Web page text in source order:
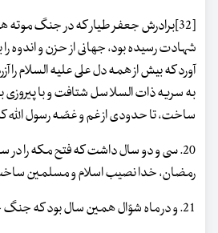
[32]برادرش جعفر طیار که در جنگ موته
شهادت رسیده بود، جهانی از حزن و اندوه
آورد که بیش از همه دل علی علیه السلام را
به سریه ذات السلاسل شتافت و با پیروزی
ساخت، تا حدودی از غم و غصّه رسول
20. سی و دو سال داشت که فتح مکه را
رمضان، خدا نصیب اسلام و مسلمین
21. و در ماه شوّال همین سال بود که جنگ حُنین پیش آمد.